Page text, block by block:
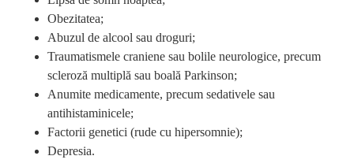
Obezitatea;
Abuzul de alcool sau droguri;
Traumatismele craniene sau bolile neurologice, precum
scleroză multiplă sau boală Parkinson;
Anumite medicamente, precum sedativele sau
antihistaminicele;
Factorii genetici (rude cu hipersomnie);
Depresia.